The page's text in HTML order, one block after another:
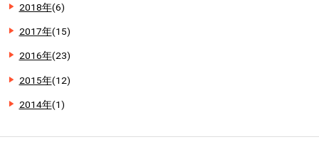
2018年(6)
2017年(15)
2016年(23)
2015年(12)
2014年(1)